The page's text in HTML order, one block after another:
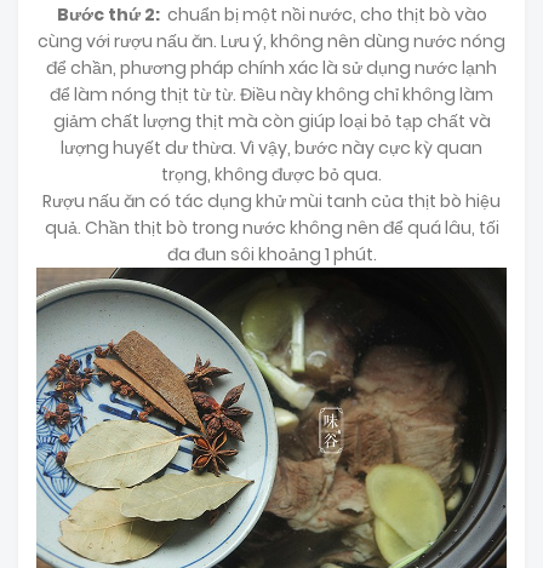
Bước thứ 2: chuẩn bị một nồi nước, cho thịt bò vào
cùng với rượu nấu ăn. Lưu ý, không nên dùng nước nóng
để chần, phương pháp chính xác là sử dụng nước lạnh
để làm nóng thịt từ từ. Điều này không chỉ không làm
giảm chất lượng thịt mà còn giúp loại bỏ tạp chất và
lượng huyết dư thừa. Vì vậy, bước này cực kỳ quan
trọng, không được bỏ qua.
Rượu nấu ăn có tác dụng khử mùi tanh của thịt bò hiệu
quả. Chần thịt bò trong nước không nên để quá lâu, tối
đa đun sôi khoảng 1 phút.